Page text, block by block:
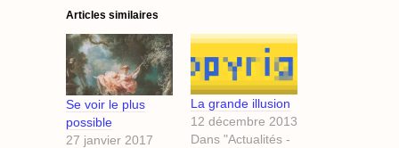
Articles similaires
Se voir le plus
possible
27 janvier 2017
La grande illusion
12 décembre 2013
Dans "Actualités -